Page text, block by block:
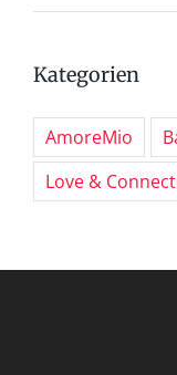
Kategorien
AmoreMio
Love &